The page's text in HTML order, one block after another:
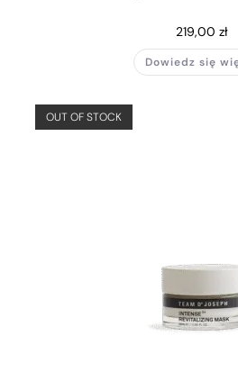
219,00 zł
Dowiedz się
OUT OF STOCK